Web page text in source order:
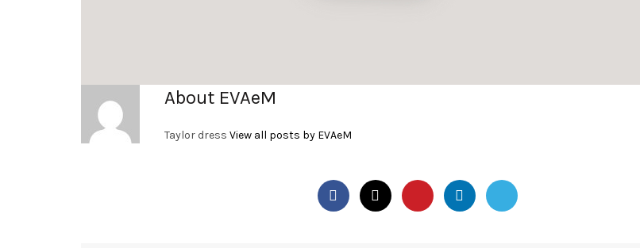
About EVAeM
Taylor dress View all posts by EVAeM